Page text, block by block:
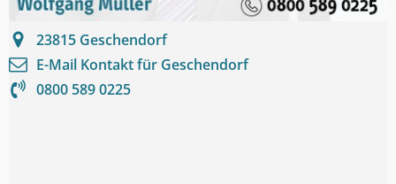
23815 Geschendorf
E-Mail Kontakt für Geschendorf
0800 589 0225